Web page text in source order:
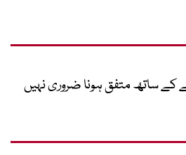
کے ساتھ متفق ہونا ضروری نہیں